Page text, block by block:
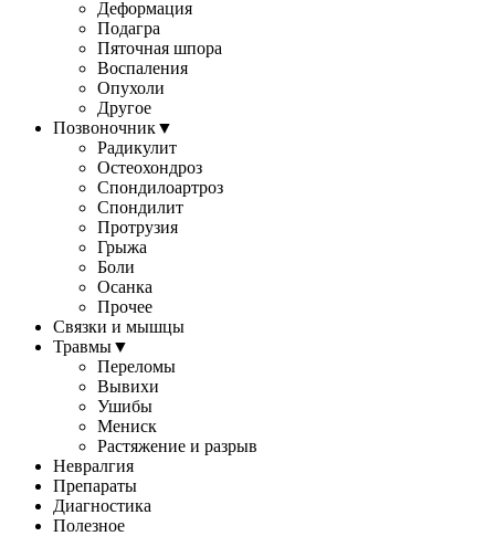
Деформация
Подагра
Пяточная шпора
Воспаления
Опухоли
Другое
Позвоночник▼
Радикулит
Остеохондроз
Спондилоартроз
Спондилит
Протрузия
Грыжа
Боли
Осанка
Прочее
Связки и мышцы
Травмы▼
Переломы
Вывихи
Ушибы
Мениск
Растяжение и разрыв
Невралгия
Препараты
Диагностика
Полезное